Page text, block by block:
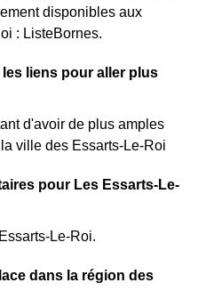
disponibles aux
: ListeBornes.
liens pour aller plus
d'avoir de plus amples
ville des Essarts-Le-Roi
pour Les Essarts-Le-
Le-Roi.
dans la région des